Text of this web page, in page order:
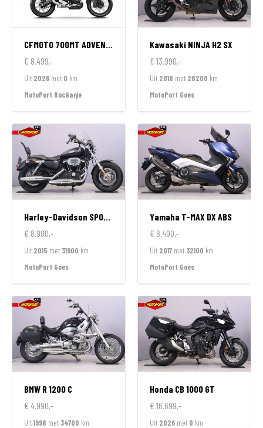
CFMOTO 700MT ADVENTURE GT EDITION
€ 8.499,-
Uit 2026 met 0 km
MotoPort Rockanje
Kawasaki NINJA H2 SX
€ 13.990,-
Uit 2018 met 28200 km
MotoPort Goes
Harley-Davidson SPORTSTER 1200 CUSTOM LIMITED
€ 8.990,-
Uit 2015 met 31900 km
MotoPort Goes
Yamaha T-MAX DX ABS
€ 8.490,-
Uit 2017 met 32100 km
MotoPort Goes
BMW R 1200 C
€ 4.990,-
Uit1998 met 34700 km
Honda CB 1000 GT
€ 16.699,-
Uit 2026 met 0 km